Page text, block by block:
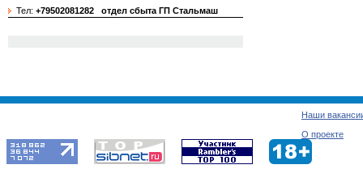
Тел: +79502081282 отдел сбыта ГП Стальмаш
Наши
О проекте